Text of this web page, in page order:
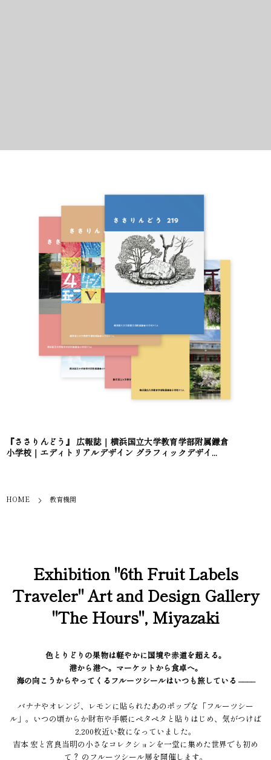
『ささりんどう』 広報誌｜横浜国立大学教育学部附属鎌倉
小学校｜エディトリアルデザイン グラフィックデザイ...
HOME 教育機関
Exhibition "6th Fruit Labels
Traveler" Art and Design Gallery
"The Hours", Miyazaki
色とりどりの果物は軽やかに国境や赤道を超える。
港から港へ。マーケットから食卓へ。
海の向こうからやってくるフルーツシールはいつも旅している ––––
バナナやオレンジ、レモンに貼られたあのポップな「フルーツシー
ル」。いつの頃からか財布や手帳にペタペタと貼りはじめ、気がつけば
2,200枚近い数になっていました。
吉本 宏と宮良当明の小さなコレクションを一堂に集めた世界でも初め
て？ のフルーツシール展を開催します。